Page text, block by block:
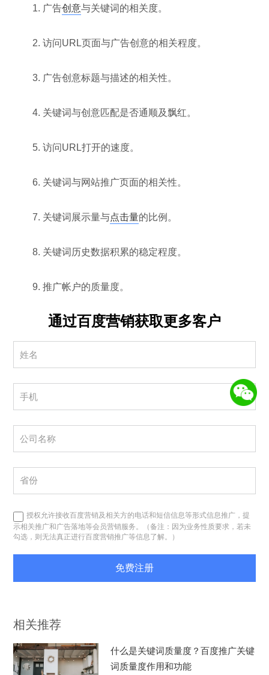
1. 广告创意与关键词的相关度。
2. 访问URL页面与广告创意的相关程度。
3. 广告创意标题与描述的相关性。
4. 关键词与创意匹配是否通顺及飘红。
5. 访问URL打开的速度。
6. 关键词与网站推广页面的相关性。
7. 关键词展示量与点击量的比例。
8. 关键词历史数据积累的稳定程度。
9. 推广帐户的质量度。
通过百度营销获取更多客户
授权允许接收百度营销及相关方的电话和短信信息等形式信息推广，提
示相关推广和广告落地等会员营销服务。（备注：因为业务性质要求，若未
勾选，则无法真正进行百度营销推广等信息了解。）
免费注册
相关推荐
什么是关键词质量度？百度推广关键
词质量度作用和功能